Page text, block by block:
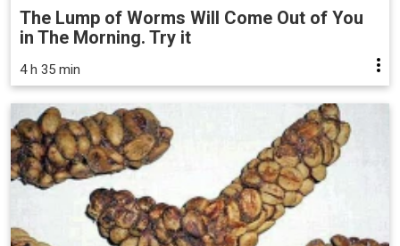
The Lump of Worms Will Come Out of You
in The Morning. Try it
4 h 35 min